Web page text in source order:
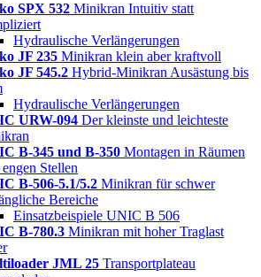
SPX 532 Minikran Intuitiv statt
Hydraulische Verlängerungen
JF 235 Minikran klein aber kraftvoll
JF 545.2 Hybrid-Minikran Ausästung bis
Hydraulische Verlängerungen
URW-094 Der kleinste und leichteste
B-345 und B-350 Montagen in Räumen
Stellen
B-506-5.1/5.2 Minikran für schwer
Bereiche
Einsatzbeispiele UNIC B 506
B-780.3 Minikran mit hoher Traglast
JML 25 Transportplateau